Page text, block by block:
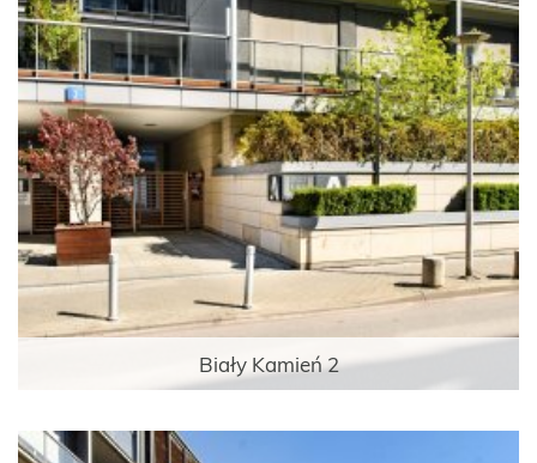
Biały Kamień 2